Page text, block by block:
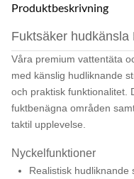
Produktbeskrivning
Fuktsäker
Våra premium vattentäta
med känslig hudliknande
och praktisk funktionalitet.
fuktbenägna områden
taktil upplevelse.
Nyckelfunktioner
Realistisk